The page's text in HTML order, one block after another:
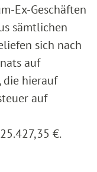
Ex-Geschäften
sämtlichen
sich nach
auf
die hierauf
auf
€.